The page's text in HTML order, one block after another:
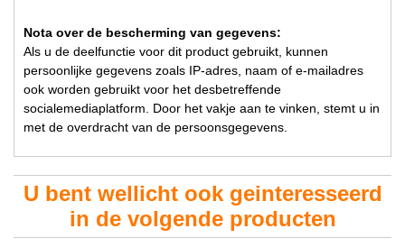
Nota over de bescherming van gegevens:
Als u de deelfunctie voor dit product gebruikt, kunnen
persoonlijke gegevens zoals IP-adres, naam of e-mailadres
ook worden gebruikt voor het desbetreffende
socialemediaplatform. Door het vakje aan te vinken, stemt u in
met de overdracht van de persoonsgegevens.
U bent wellicht ook geinteresseerd
in de volgende producten